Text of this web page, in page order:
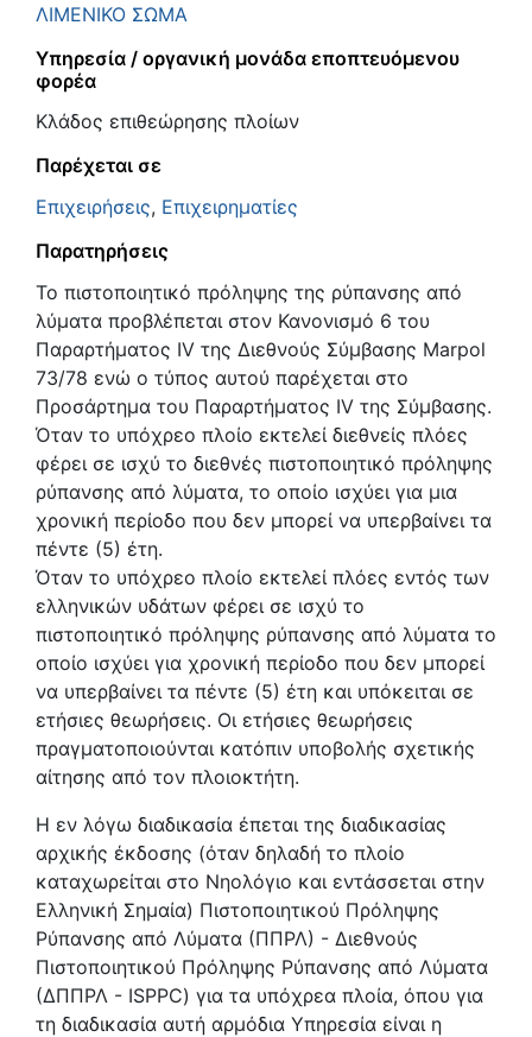
ΛΙΜΕΝΙΚΟ ΣΩΜΑ
Υπηρεσία / οργανική μονάδα εποπτευόμενου
φορέα
Κλάδος επιθεώρησης πλοίων
Παρέχεται σε
Επιχειρήσεις, Επιχειρηματίες
Παρατηρήσεις
Το πιστοποιητικό πρόληψης της ρύπανσης από
λύματα προβλέπεται στον Κανονισμό 6 του
Παραρτήματος IV της Διεθνούς Σύμβασης Marpol
73/78 ενώ ο τύπος αυτού παρέχεται στο
Προσάρτημα του Παραρτήματος IV της Σύμβασης.
Όταν το υπόχρεο πλοίο εκτελεί διεθνείς πλόες
φέρει σε ισχύ το διεθνές πιστοποιητικό πρόληψης
ρύπανσης από λύματα, το οποίο ισχύει για μια
χρονική περίοδο που δεν μπορεί να υπερβαίνει τα
πέντε (5) έτη.
Όταν το υπόχρεο πλοίο εκτελεί πλόες εντός των
ελληνικών υδάτων φέρει σε ισχύ το
πιστοποιητικό πρόληψης ρύπανσης από λύματα το
οποίο ισχύει για χρονική περίοδο που δεν μπορεί
να υπερβαίνει τα πέντε (5) έτη και υπόκειται σε
ετήσιες θεωρήσεις. Οι ετήσιες θεωρήσεις
πραγματοποιούνται κατόπιν υποβολής σχετικής
αίτησης από τον πλοιοκτήτη.
Η εν λόγω διαδικασία έπεται της διαδικασίας
αρχικής έκδοσης (όταν δηλαδή το πλοίο
καταχωρείται στο Νηολόγιο και εντάσσεται στην
Ελληνική Σημαία) Πιστοποιητικού Πρόληψης
Ρύπανσης από Λύματα (ΠΠΡΛ) - Διεθνούς
Πιστοποιητικού Πρόληψης Ρύπανσης από Λύματα
(ΔΠΠΡΛ - ISPPC) για τα υπόχρεα πλοία, όπου για
τη διαδικασία αυτή αρμόδια Υπηρεσία είναι η